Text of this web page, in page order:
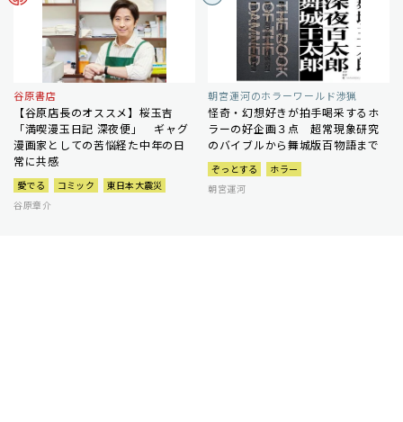
谷原書店
【谷原店長のオススメ】桜玉吉
「満喫漫玉日記 深夜便」 ギャグ
漫画家としての苦悩経た中年の日
常に共感
愛でる コミック
東日本大震災
谷原章介
朝宮運河のホラーワールド渉猟
怪奇・幻想好きが拍手喝采するホ
ラーの好企画３点 超常現象研究
のバイブルから舞城版百物語まで
ぞっとする
ホラー
朝宮運河